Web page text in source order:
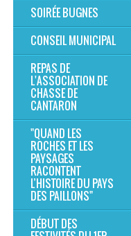
SOIRÉE BUGNES
CONSEIL MUNICIPAL
REPAS DE
L'ASSOCIATION DE
CHASSE DE
CANTARON
"QUAND LES
ROCHES ET LES
PAYSAGES
RACONTENT
L’HISTOIRE DU PAYS
DES PAILLONS"
DÉBUT DES